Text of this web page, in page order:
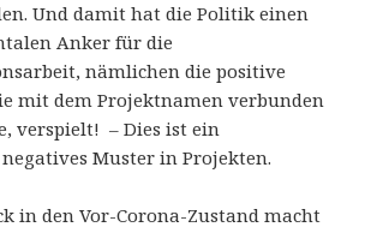
Und damit hat die Politik einen
Anker für die
nämlichen die positive
mit dem Projektnamen verbunden
verspielt! – Dies ist ein
Muster in Projekten.
in den Vor-Corona-Zustand macht